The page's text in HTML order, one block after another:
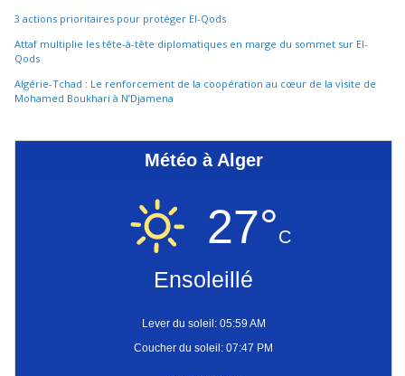
3 actions prioritaires pour protéger El-Qods
Attaf multiplie les tête-à-tête diplomatiques en marge du sommet sur El-
Qods
Algérie-Tchad : Le renforcement de la coopération au cœur de la visite de
Mohamed Boukhari à N’Djamena
Météo à Alger
27°C
Ensoleillé
Lever du soleil: 05:59 AM
Coucher du soleil: 07:47 PM